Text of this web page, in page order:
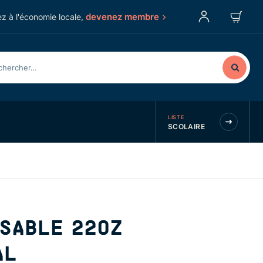
à l'économie locale, devenez membre
LISTE
SCOLAIRE
22OZ